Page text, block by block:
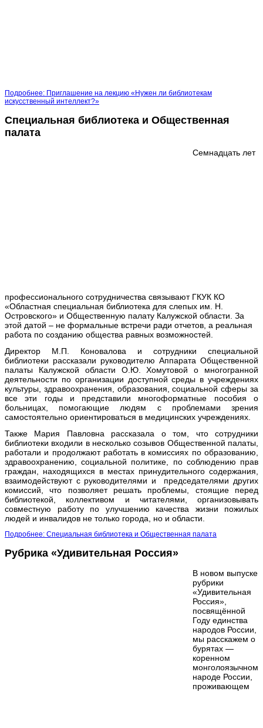
Подробнее: Приглашение на лекцию «Нужен ли библиотекам
искусственный интеллект?»
Специальная библиотека и Общественная
палата
Семнадцать лет
профессионального сотрудничества связывают ГКУК КО
«Областная специальная библиотека для слепых им. Н.
Островского» и Общественную палату Калужской области. За
этой датой – не формальные встречи ради отчетов, а реальная
работа по созданию общества равных возможностей.
Директор М.П. Коновалова и сотрудники специальной
библиотеки рассказали руководителю Аппарата Общественной
палаты Калужской области О.Ю. Хомутовой о многогранной
деятельности по организации доступной среды в учреждениях
культуры, здравоохранения, образования, социальной сферы за
все эти годы и представили многоформатные пособия о
больницах, помогающие людям с проблемами зрения
самостоятельно ориентироваться в медицинских учреждениях.
Также Мария Павловна рассказала о том, что сотрудники
библиотеки входили в несколько созывов Общественной палаты,
работали и продолжают работать в комиссиях по образованию,
здравоохранению, социальной политике, по соблюдению прав
граждан, находящихся в местах принудительного содержания,
взаимодействуют с руководителями и председателями других
комиссий, что позволяет решать проблемы, стоящие перед
библиотекой, коллективом и читателями, организовывать
совместную работу по улучшению качества жизни пожилых
людей и инвалидов не только города, но и области.
Подробнее: Специальная библиотека и Общественная палата
Рубрика «Удивительная Россия»
В новом выпуске
рубрики
«Удивительная
Россия»,
посвящённой
Году единства
народов России,
мы расскажем о
бурятах —
коренном
монголоязычном
народе России,
проживающем